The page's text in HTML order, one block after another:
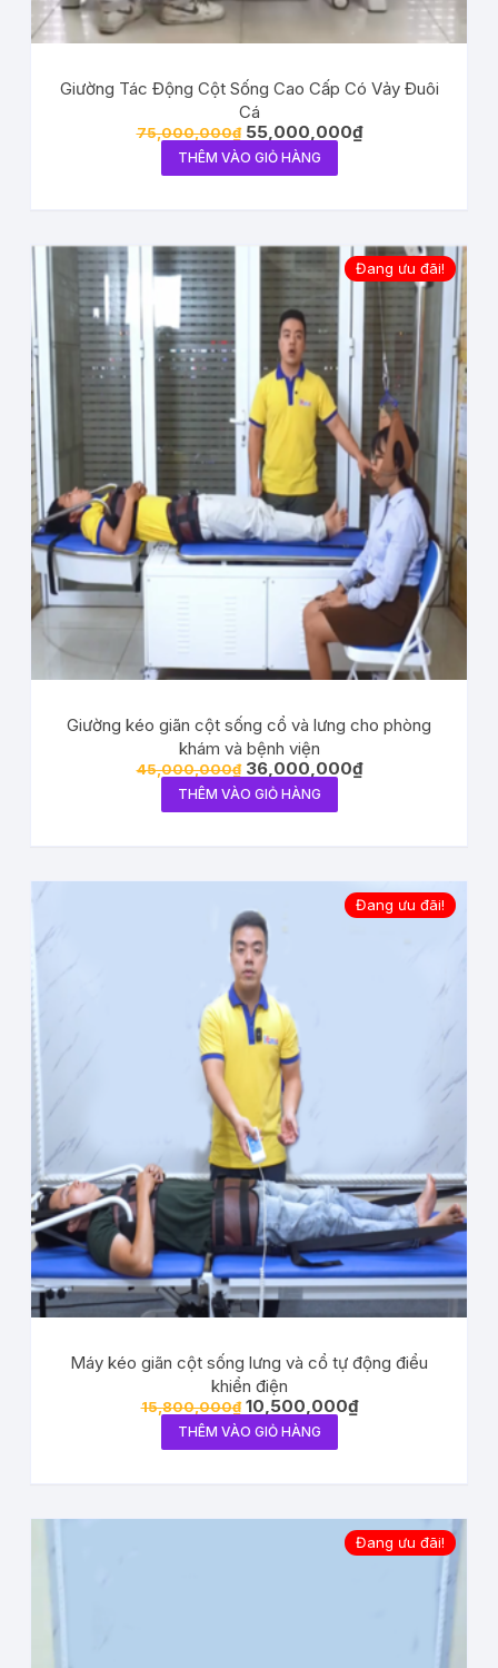
Giường Tác Động Cột Sống Cao Cấp Có Vảy Đuôi
Cá
75,000,000₫ 55,000,000₫
THÊM VÀO GIỎ HÀNG
Đang ưu đãi!
Giường kéo giãn cột sống cổ và lưng cho phòng
khám và bệnh viện
45,000,000₫ 36,000,000₫
THÊM VÀO GIỎ HÀNG
Đang ưu đãi!
Máy kéo giãn cột sống lưng và cổ tự động điểu
khiển điện
15,800,000₫ 10,500,000₫
THÊM VÀO GIỎ HÀNG
Đang ưu đãi!